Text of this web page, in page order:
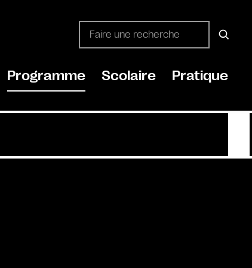
Programme Scolaire Pratique